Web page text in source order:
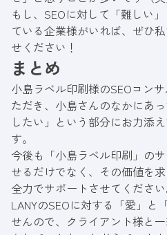
もし、SEOに対して「難しい
ている企業様がいれば、ぜひ
せください！
まとめ
小島ラベル印刷様のSEOコン
ただき、小島さんのなかにあ
したい」という部分にお力添
す。
今後も「小島ラベル印刷」の
せるだけでなく、その価値を
全力でサポートさせてください
LANYのSEOに対する「愛」と
せんので、クライアント様と